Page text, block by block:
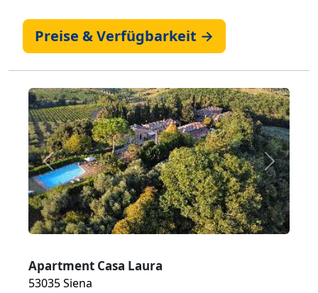
Preise & Verfügbarkeit →
Zurück Weiter
Apartment Casa Laura
53035 Siena